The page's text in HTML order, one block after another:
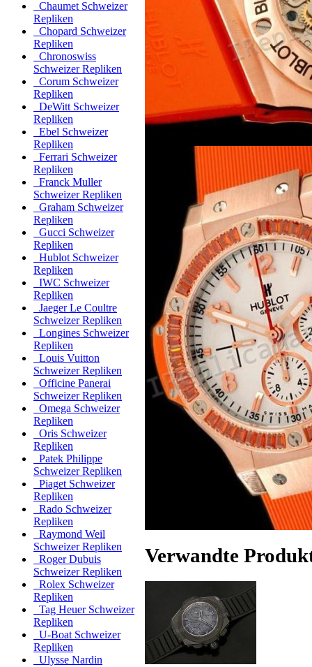
Chaumet Schweizer
Repliken
Chopard Schweizer
Repliken
Chronoswiss
Schweizer Repliken
Corum Schweizer
Repliken
DeWitt Schweizer
Repliken
Ebel Schweizer
Repliken
Ferrari Schweizer
Repliken
Franck Muller
Schweizer Repliken
Graham Schweizer
Repliken
Gucci Schweizer
Repliken
Hublot Schweizer
Repliken
IWC Schweizer
Repliken
Jaeger Le Coultre
Schweizer Repliken
Longines Schweizer
Repliken
Louis Vuitton
Schweizer Repliken
Officine Panerai
Schweizer Repliken
Omega Schweizer
Repliken
Oris Schweizer
Repliken
Patek Philippe
Schweizer Repliken
Piaget Schweizer
Repliken
Rado Schweizer
Repliken
Raymond Weil
Schweizer Repliken
Roger Dubuis
Schweizer Repliken
Rolex Schweizer
Repliken
Tag Heuer Schweizer
Repliken
U-Boat Schweizer
Repliken
Ulysse Nardin
Verwandte